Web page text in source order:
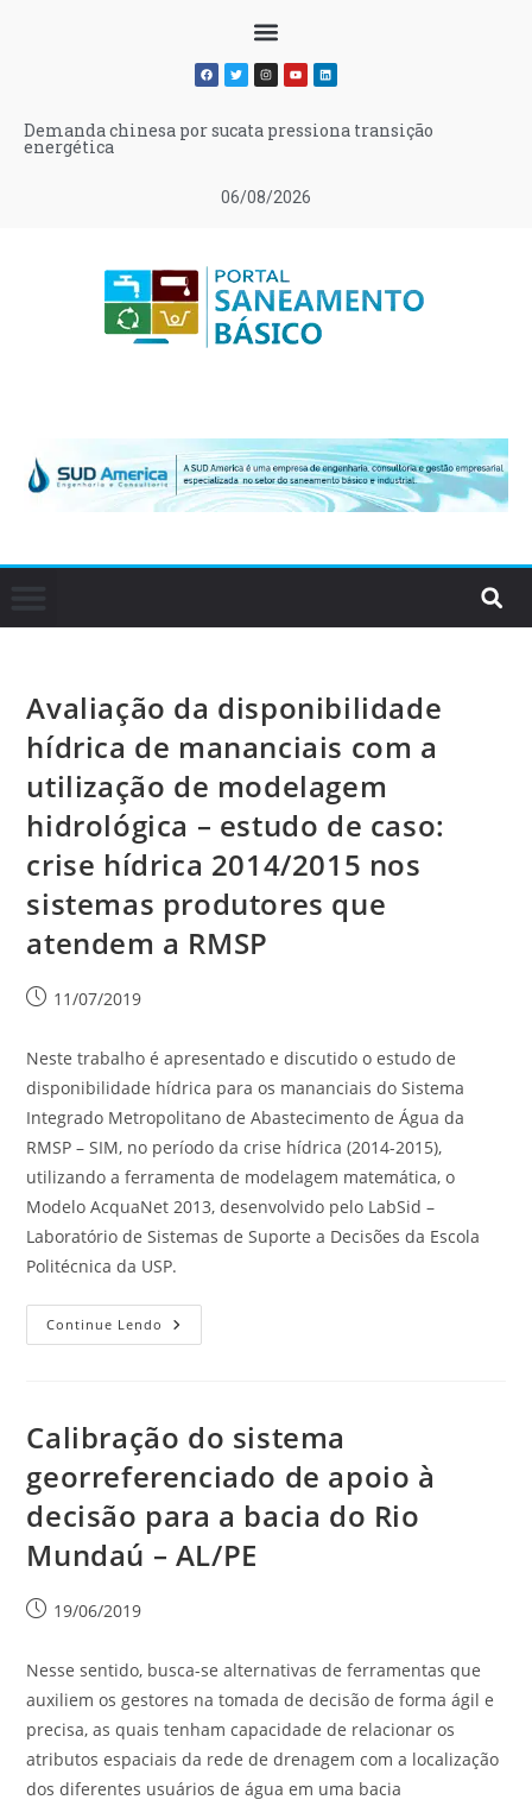
06/08/2026
Demanda chinesa por sucata pressiona transição
energética
Avaliação da disponibilidade
hídrica de mananciais com a
utilização de modelagem
hidrológica – estudo de caso:
crise hídrica 2014/2015 nos
sistemas produtores que
atendem a RMSP
11/07/2019
Neste trabalho é apresentado e discutido o estudo de
disponibilidade hídrica para os mananciais do Sistema
Integrado Metropolitano de Abastecimento de Água da
RMSP – SIM, no período da crise hídrica (2014-2015),
utilizando a ferramenta de modelagem matemática, o
Modelo AcquaNet 2013, desenvolvido pelo LabSid –
Laboratório de Sistemas de Suporte a Decisões da Escola
Politécnica da USP.
Continue Lendo
Calibração do sistema
georreferenciado de apoio à
decisão para a bacia do Rio
Mundaú – AL/PE
19/06/2019
Nesse sentido, busca-se alternativas de ferramentas que
auxiliem os gestores na tomada de decisão de forma ágil e
precisa, as quais tenham capacidade de relacionar os
atributos espaciais da rede de drenagem com a localização
dos diferentes usuários de água em uma bacia